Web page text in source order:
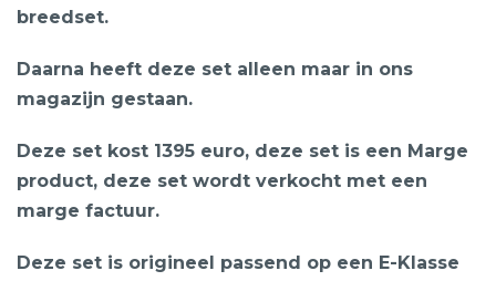
breedset.
Daarna heeft deze set alleen maar in ons
magazijn gestaan.
Deze set kost 1395 euro, deze set is een Marge
product, deze set wordt verkocht met een
marge factuur.
Deze set is origineel passend op een E-Klasse